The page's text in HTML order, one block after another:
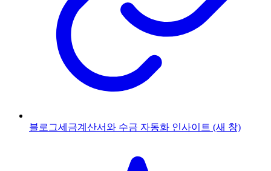
블로그세금계산서와 수금 자동화 인사이트 (새 창)